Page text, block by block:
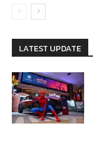
LATEST UPDATE